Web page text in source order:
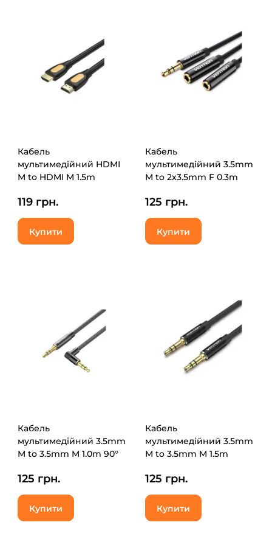
Кабель
мультимедійний HDMI
M to HDMI M 1.5m
(ALIBG)
119 грн.
Купити
Кабель
мультимедійний 3.5mm
M to 2x3.5mm F 0.3m
125 грн.
Купити
Кабель
мультимедійний 3.5mm
M to 3.5mm M 1.0m 90°
(BAZBF)
125 грн.
Купити
Кабель
мультимедійний 3.5mm
M to 3.5mm M 1.5m
125 грн.
Купити